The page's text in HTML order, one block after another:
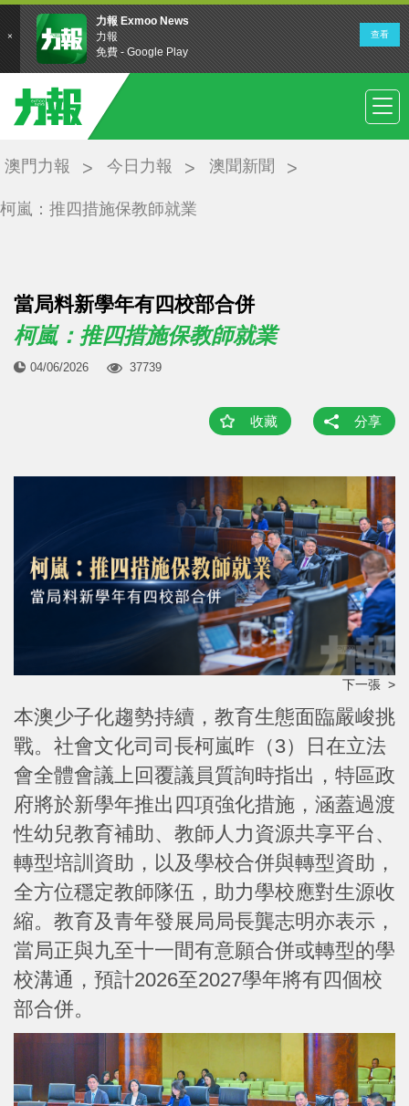
澳門力報 今日力報 澳聞新聞
柯嵐：推四措施保教師就業
當局料新學年有四校部合併
柯嵐：推四措施保教師就業
04/06/2026 37739
收藏 分享
下一張 >
本澳少子化趨勢持續，教育生態面臨嚴峻挑
戰。社會文化司司長柯嵐昨（3）日在立法
會全體會議上回覆議員質詢時指出，特區政
府將於新學年推出四項強化措施，涵蓋過渡
性幼兒教育補助、教師人力資源共享平台、
轉型培訓資助，以及學校合併與轉型資助，
全方位穩定教師隊伍，助力學校應對生源收
縮。教育及青年發展局局長龔志明亦表示，
當局正與九至十一間有意願合併或轉型的學
校溝通，預計2026至2027學年將有四個校
部合併。